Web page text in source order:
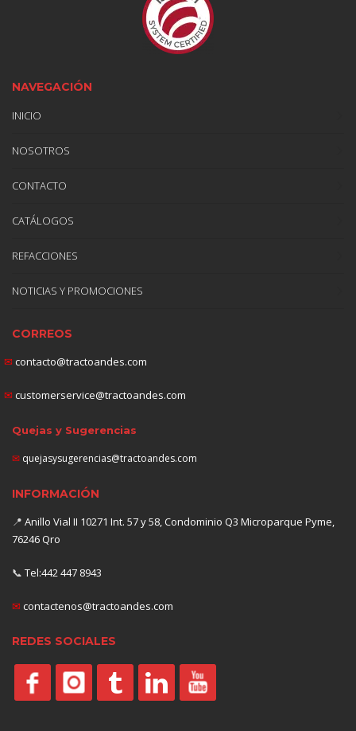
NAVEGACIÓN
INICIO
NOSOTROS
CONTACTO
CATÁLOGOS
REFACCIONES
NOTICIAS Y PROMOCIONES
CORREOS
✉ contacto@tractoandes.com
✉ customerservice@tractoandes.com
Quejas y Sugerencias
✉ quejasysugerencias@tractoandes.com
INFORMACIÓN
📍 Anillo Vial II 10271 Int. 57 y 58, Condominio Q3 Microparque Pyme,
76246 Qro
📞 Tel:442 447 8943
✉ contactenos@tractoandes.com
REDES SOCIALES